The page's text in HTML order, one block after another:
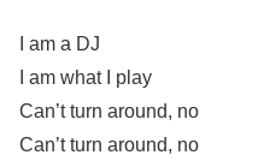
I am a DJ
I am what I play
Can’t turn around, no
Can’t turn around, no